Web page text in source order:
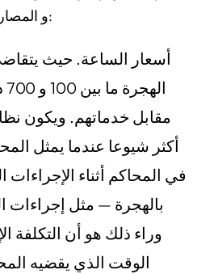
و المصاريف، بما في ذلك ما يلي:
أسعار الساعة. حيث
مقابل خدماتهم. ويكون
أكثر شيوعا عندما يمثل
في المحاكم أثناء الإجراءات
بالهجرة — مثل إجراءات
وراء ذلك هو أن التكلفة
الوقت الذي يقضيه